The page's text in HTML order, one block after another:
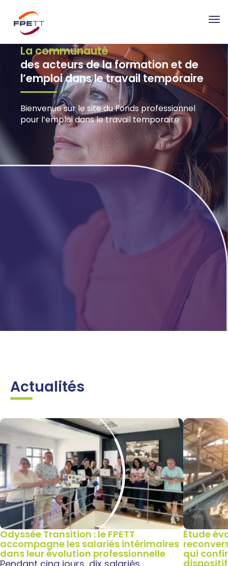
La communauté
des acteurs de la formation et de
l’emploi dans le travail temporaire
Bienvenue sur le site du Fonds professionnel
pour l’emploi dans le travail temporaire
Actualités
Odyssée Transition : le FPETT
accompagne les salariés intérimaires
dans leur évolution professionnelle
Pendant cinq jours, dix salariés
Étude
qui
dispositif